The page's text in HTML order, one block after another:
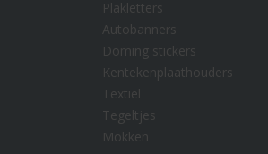
Plakletters
Autobanners
Doming stickers
Kentekenplaathouders
Textiel
Tegeltjes
Mokken